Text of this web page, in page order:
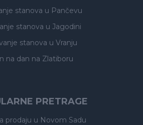
stanova u Pančevu
stanova u Jagodini
stanova u Vranju
na dan na Zlatiboru
PRETRAGE
prodaju u Novom Sadu